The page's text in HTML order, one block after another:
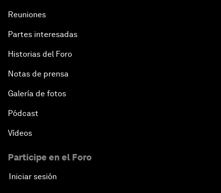
Reuniones
Partes interesadas
Historias del Foro
Notas de prensa
Galería de fotos
Pódcast
Vídeos
Participe en el Foro
Iniciar sesión